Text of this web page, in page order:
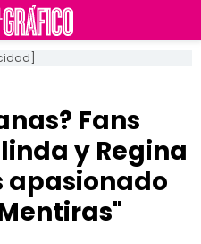
Fans
y Regina
apasionado